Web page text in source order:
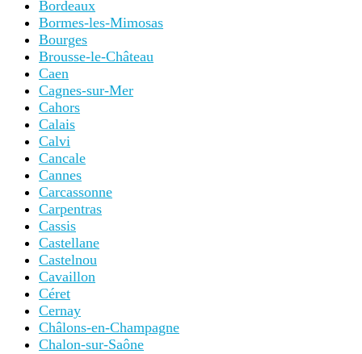
Bordeaux
Bormes-les-Mimosas
Bourges
Brousse-le-Château
Caen
Cagnes-sur-Mer
Cahors
Calais
Calvi
Cancale
Cannes
Carcassonne
Carpentras
Cassis
Castellane
Castelnou
Cavaillon
Céret
Cernay
Châlons-en-Champagne
Chalon-sur-Saône